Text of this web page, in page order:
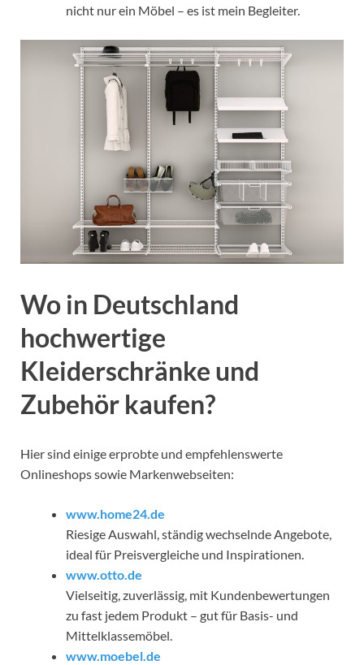
nicht nur ein Möbel – es ist mein Begleiter.
Wo in Deutschland
hochwertige
Kleiderschränke und
Zubehör kaufen?
Hier sind einige erprobte und empfehlenswerte
Onlineshops sowie Markenwebseiten:
www.home24.de
Riesige Auswahl, ständig wechselnde Angebote,
ideal für Preisvergleiche und Inspirationen.
www.otto.de
Vielseitig, zuverlässig, mit Kundenbewertungen
zu fast jedem Produkt – gut für Basis- und
Mittelklassemöbel.
www.moebel.de